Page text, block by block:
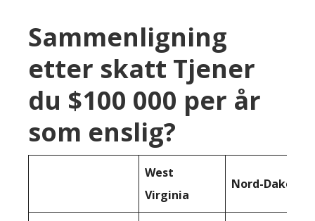
Sammenligning
etter skatt Tjener
du $100 000 per år
som enslig?
West
Virginia
Nord-Dakota